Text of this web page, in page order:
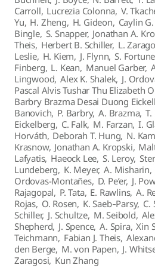
Carroll, Lucrezia Colonna, V.
Yu, H. Zheng, H. Gideon, Caylin
Bingle, S. Snapper, Jonathan A.
Theis, Herbert B. Schiller, L.
Leslie, H. Kiem, J. Flynn, S. Fortune
Finberg, L. Kean, Manuel Garber,
Lingwood, Alex K. Shalek, J.
Pascal Alvis Tushar Thu Elizabeth
Barbry Brazma Desai Duong
Banovich, P. Barbry, A. Brazma, T.
Eickelberg, C. Falk, M. Farzan, I.
Horváth, Deborah T. Hung, N.
Krasnow, Jonathan A. Kropski,
Lafyatis, Haeock Lee, S. Leroy,
Lundeberg, K. Meyer, A. Misharin,
Ordovas-Montañes, D. Pe’er, J.
Rajagopal, P. Tata, E. Rawlins, A.
Rojas, O. Rosen, K. Saeb‐Parsy, C.
Schiller, J. Schultze, M. Seibold,
Shepherd, J. Spence, A. Spira, Xin
Teichmann, Fabian J. Theis,
den Berge, M. von Papen, J.
Zaragosi, Kun Zhang